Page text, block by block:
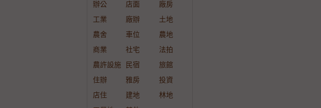
辦公
店面
廠房
工業
廠辦
土地
農舍
車位
農地
商業
社宅
法拍
農許設施
民宿
旅館
住辦
雅房
投資
店住
建地
林地